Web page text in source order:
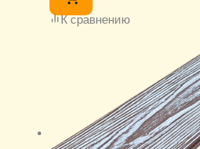
К сравнению